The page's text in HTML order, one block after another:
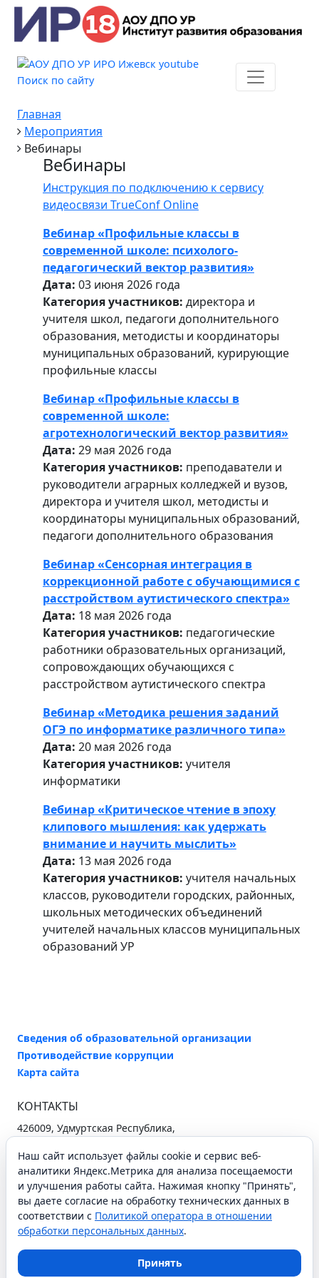
Поиск по сайту
Главная
Мероприятия
Вебинары
Вебинары
Инструкция по подключению к сервису
видеосвязи TrueConf Online
Вебинар «Профильные классы в
современной школе: психолого-
педагогический вектор развития»
Дата: 03 июня 2026 года
Категория участников: директора и
учителя школ, педагоги дополнительного
образования, методисты и координаторы
муниципальных образований, курирующие
профильные классы
Вебинар «Профильные классы в
современной школе:
агротехнологический вектор развития»
Дата: 29 мая 2026 года
Категория участников: преподаватели и
руководители аграрных колледжей и вузов,
директора и учителя школ, методисты и
координаторы муниципальных образований,
педагоги дополнительного образования
Вебинар «Сенсорная интеграция в
коррекционной работе с обучающимися с
расстройством аутистического спектра»
Дата: 18 мая 2026 года
Категория участников: педагогические
работники образовательных организаций,
сопровождающих обучающихся с
расстройством аутистического спектра
Вебинар «Методика решения заданий
ОГЭ по информатике различного типа»
Дата: 20 мая 2026 года
Категория участников: учителя
информатики
Вебинар «Критическое чтение в эпоху
клипового мышления: как удержать
внимание и научить мыслить»
Дата: 13 мая 2026 года
Категория участников: учителя начальных
классов, руководители городских, районных,
школьных методических объединений
учителей начальных классов муниципальных
образований УР
Сведения об образовательной организации
Противодействие коррупции
Карта сайта
КОНТАКТЫ
426009, Удмуртская Республика,
+7 (3412) 37-96-26
secretary@iro18.ru
Схема проезда
СОЦИАЛЬНЫЕ СЕТИ
Наш сайт использует файлы cookie и сервис веб-
аналитики Яндекс.Метрика для анализа посещаемости
и улучшения работы сайта. Нажимая кнопку "Принять",
вы даете согласие на обработку технических данных в
соответствии с Политикой оператора в отношении
обработки персональных данных.
Принять